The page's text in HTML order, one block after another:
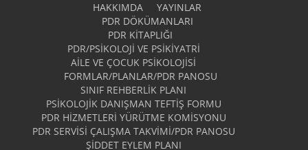
HAKKIMDA
YAYINLAR
PDR DÖKÜMANLARI
PDR KITAPLIĞI
PDR/PSIKOLOJI VE PSIKIYATRI
AILE VE ÇOCUK PSIKOLOJISI
FORMLAR/PLANLAR/PDR PANOSU
SINIF REHBERLIK PLANI
PSIKOLOJIK DANIŞMAN TEFTIŞ FORMU
PDR HIZMETLERI YÜRÜTME KOMISYONU
PDR SERVISI ÇALIŞMA TAKVIMI/PDR PANOSU
ŞIDDET EYLEM PLANI